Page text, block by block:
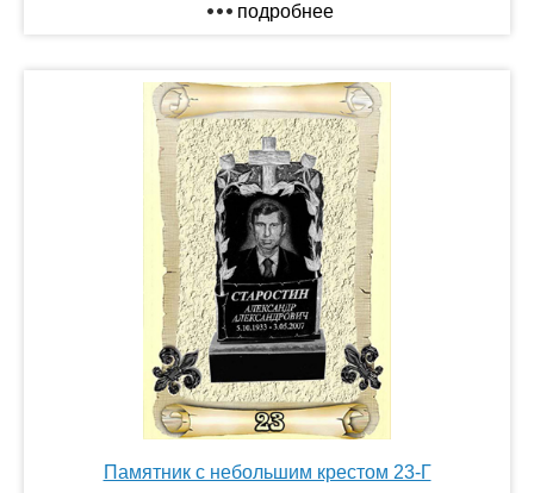
подробнее
Памятник с небольшим крестом 23-Г